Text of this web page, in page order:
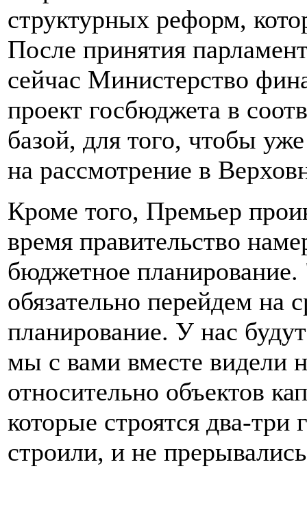
структурных реформ,
После принятия
сейчас Министерство
проект госбюджета в
базой, для того, чтобы
на рассмотрение в
Кроме того, Премьер
время правительство
бюджетное
обязательно перейдем на
планирование. У нас
мы с вами вместе видели
относительно объектов
которые строятся два-
строили, и не